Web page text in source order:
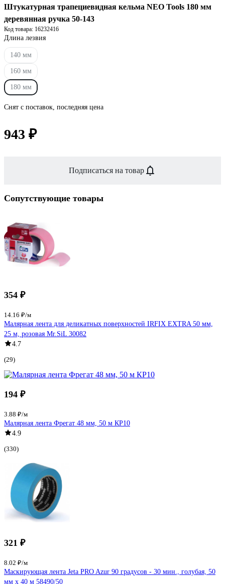
Штукатурная трапециевидная кельма NEO Tools 180 мм
деревянная ручка 50-143
Код товара: 16232416
Длина лезвия
140 мм
160 мм
180 мм
Снят с поставок, последняя цена
943 ₽
Подписаться на товар
Сопутствующие товары
354 ₽
14.16 ₽/м
Малярная лента для деликатных поверхностей IRFIX EXTRA 50 мм,
25 м, розовая Mr.SiL 30082
4.7
(29)
194 ₽
3.88 ₽/м
Малярная лента Фрегат 48 мм, 50 м КР10
4.9
(330)
321 ₽
8.02 ₽/м
Маскирующая лента Jeta PRO Azur 90 градусов - 30 мин., голубая, 50
мм х 40 м 58490/50